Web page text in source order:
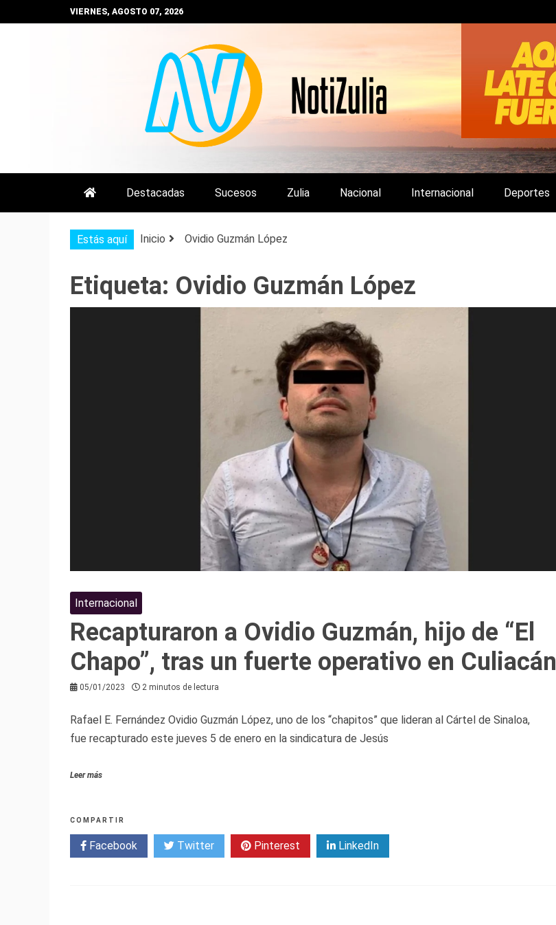
al
VIERNES, AGOSTO 07, 2026
NOTIZULIA
NOTICIAS DEL ZULIA, VENEZUELA Y DE INTERÉS GENERAL.
Destacadas Sucesos Zulia Nacional Internacional Deportes
Estás aquí Inicio Ovidio Guzmán López
Etiqueta: Ovidio Guzmán López
Internacional
Recapturaron a Ovidio Guzmán, hijo de “El
Chapo”, tras un fuerte operativo en Culiacán
05/01/2023 2 minutos de lectura
Rafael E. Fernández Ovidio Guzmán López, uno de los “chapitos” que lideran al Cártel de Sinaloa,
fue recapturado este jueves 5 de enero en la sindicatura de Jesús
Leer más
COMPARTIR
Facebook Twitter Pinterest LinkedIn